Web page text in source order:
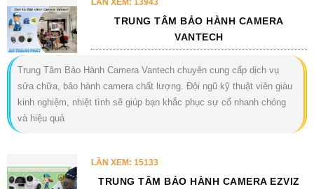
LẦN XEM: 13943
TRUNG TÂM BẢO HÀNH CAMERA
VANTECH
Trung Tâm Bảo Hành Camera Vantech chuyên cung cấp dịch vụ
sửa chữa, bảo hành camera chất lượng. Đội ngũ kỹ thuật viên giàu
kinh nghiệm, nhiệt tình sẽ giúp bạn khắc phục sự cố nhanh chóng
và hiệu quả
LẦN XEM: 15133
TRUNG TÂM BẢO HÀNH CAMERA EZVIZ